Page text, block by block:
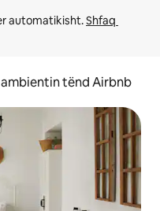
automatikisht. Shfaq
ambientin tënd Airbnb